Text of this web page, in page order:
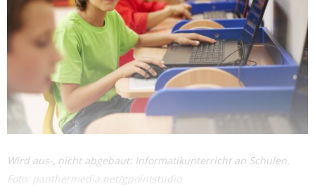
Wird aus-, nicht abgebaut: Informatikunterricht an Schulen.
Foto: panthermedia.net/gpointstudio